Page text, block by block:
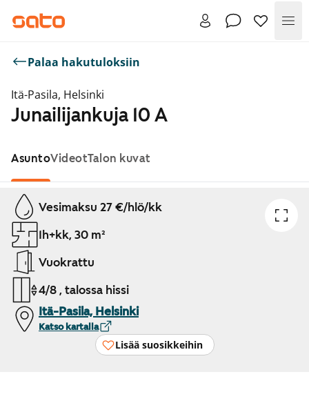
Palaa hakutuloksiin
Itä-Pasila, Helsinki
Junailijankuja 10 A
AsuntoVideotTalon kuvat
Näytetään dia 1 / 1
Vesimaksu 27 €/hlö/kk
1h+kk, 30 m²
Vuokrattu
4/8 , talossa hissi
Itä-Pasila, Helsinki
Katso kartalla
Lisää suosikkeihin